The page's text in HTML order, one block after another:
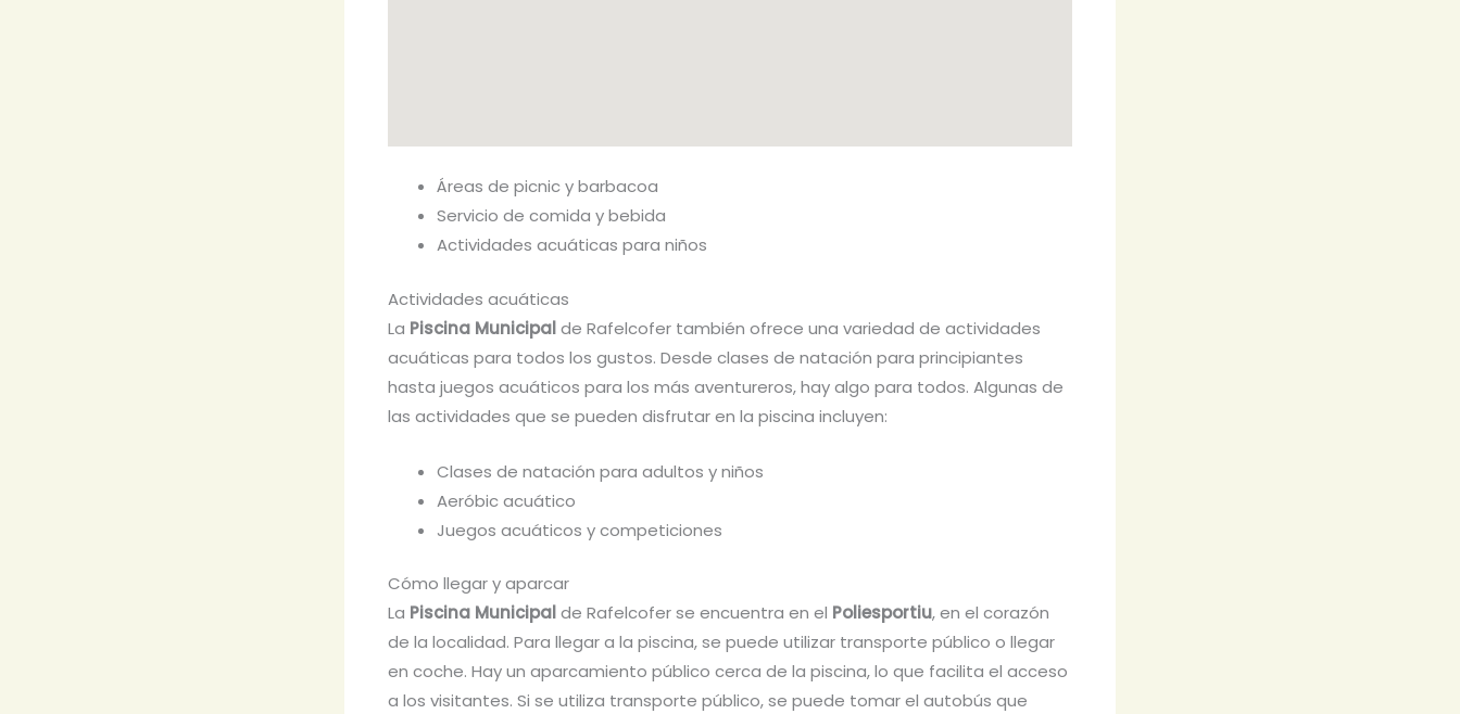
Áreas de picnic y barbacoa
Servicio de comida y bebida
Actividades acuáticas para niños
Actividades acuáticas
La Piscina Municipalde Rafelcofer también ofrece una variedad de actividades
acuáticas para todos los gustos. Desde clases de natación para principiantes
hasta juegos acuáticos para los más aventureros, hay algo para todos. Algunas de
las actividades que se pueden disfrutar en la piscina incluyen:
Clases de natación para adultos y niños
Aeróbic acuático
Juegos acuáticos y competiciones
Cómo llegar y aparcar
La Piscina Municipalde Rafelcofer se encuentra en el Poliesportiu, en el corazón
de la localidad. Para llegar a la piscina, se puede utilizar transporte público o llegar
en coche. Hay un aparcamiento público cerca de la piscina, lo que facilita el acceso
a los visitantes. Si se utiliza transporte público, se puede tomar el autobús que